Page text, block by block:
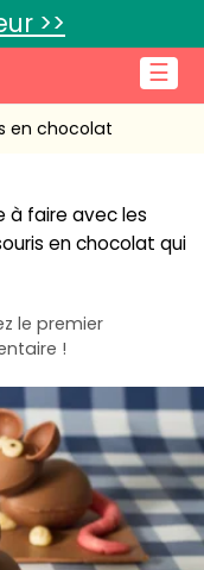
☰
>>
en chocolat
à faire avec les
en chocolat qui
le premier
!